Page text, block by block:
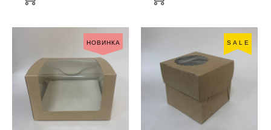
НОВИНКА SALE